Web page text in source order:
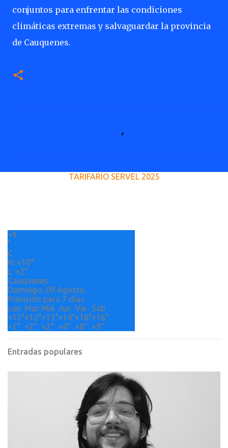
conjuntos para enfrentar las condiciones
climáticas extremas y salvaguardar la provincia
de Cauquenes.
s
TARIFARIO SERVEL 2025
+9
°
C
H: +10°
L: +2°
Cauquenes
Domingo, 09 Agosto
Previsión para 7 días
Lun Mar Mié Jue Vie
Sáb
+12°+12°+13°+14°+18°+16°
+1° +2° +2° +4° +8° +9°
Entradas populares